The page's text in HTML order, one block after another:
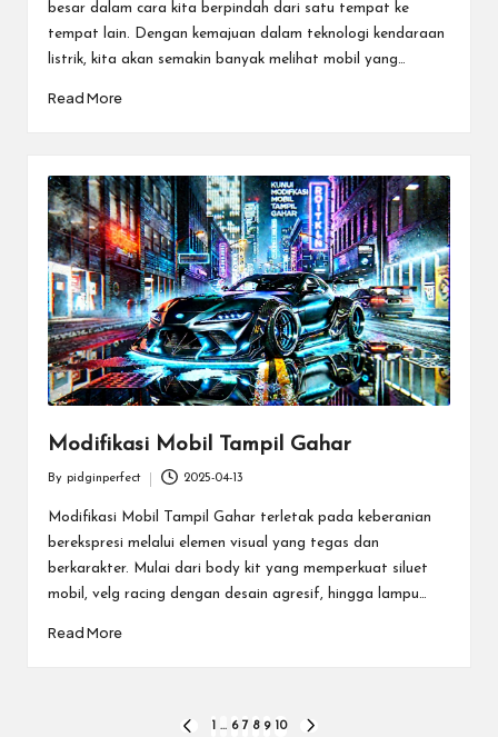
besar dalam cara kita berpindah dari satu tempat ke
tempat lain. Dengan kemajuan dalam teknologi kendaraan
listrik, kita akan semakin banyak melihat mobil yang…
Read More
Modifikasi Mobil Tampil Gahar
by
By pidginperfect 2025-04-13
Modifikasi Mobil Tampil Gahar terletak pada keberanian
berekspresi melalui elemen visual yang tegas dan
berkarakter. Mulai dari body kit yang memperkuat siluet
mobil, velg racing dengan desain agresif, hingga lampu…
Read More
… 6 7 8 9 10